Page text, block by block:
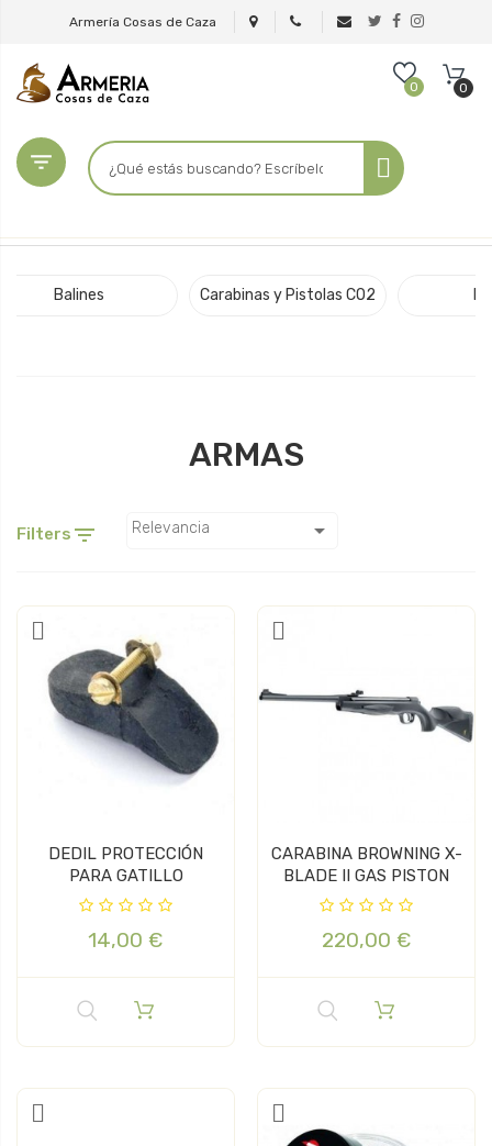
Armería Cosas de Caza
0 0

Balines Carabinas y Pistolas CO2
ARMAS
Filters  Relevancia 
DEDIL PROTECCIÓN
PARA GATILLO
14,00 €
CARABINA BROWNING X-
BLADE II GAS PISTON
220,00 €